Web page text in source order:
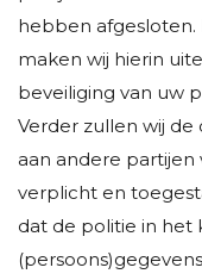
hebben afgesloten.
maken wij hierin
beveiliging van uw
Verder zullen wij
aan andere
verplicht en
dat de politie in het